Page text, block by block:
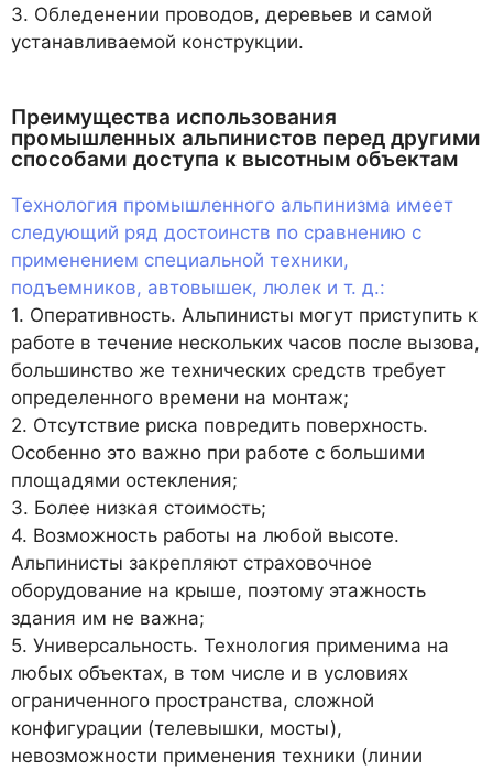
3. Обледенении проводов, деревьев и самой
устанавливаемой конструкции.
Преимущества использования
промышленных альпинистов перед другими
способами доступа к высотным объектам
Технология промышленного альпинизма имеет
следующий ряд достоинств по сравнению с
применением специальной техники,
подъемников, автовышек, люлек и т. д.:
1. Оперативность. Альпинисты могут приступить к
работе в течение нескольких часов после вызова,
большинство же технических средств требует
определенного времени на монтаж;
2. Отсутствие риска повредить поверхность.
Особенно это важно при работе с большими
площадями остекления;
3. Более низкая стоимость;
4. Возможность работы на любой высоте.
Альпинисты закрепляют страховочное
оборудование на крыше, поэтому этажность
здания им не важна;
5. Универсальность. Технология применима на
любых объектах, в том числе и в условиях
ограниченного пространства, сложной
конфигурации (телевышки, мосты),
невозможности применения техники (линии